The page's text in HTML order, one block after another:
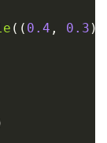
( ( 0.4 , 0.3 )